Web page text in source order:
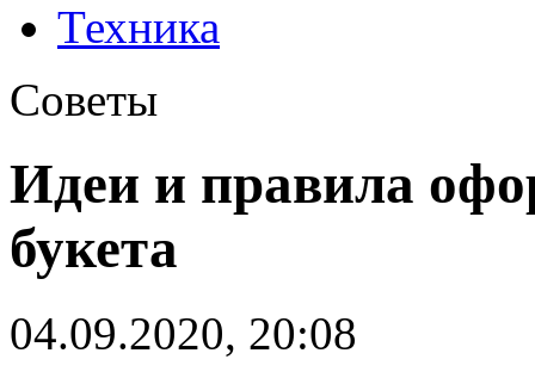
Техника
Советы
Идеи и правила
букета
04.09.2020, 20:08